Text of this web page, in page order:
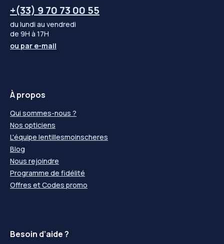
+(33) 9 70 73 00 55
du lundi au vendredi
de 9H à 17H
ou par e-mail
À propos
Qui sommes-nous ?
Nos opticiens
L'équipe lentillesmoinscheres
Blog
Nous rejoindre
Programme de fidélité
Offres et Codes promo
Besoin d’aide ?